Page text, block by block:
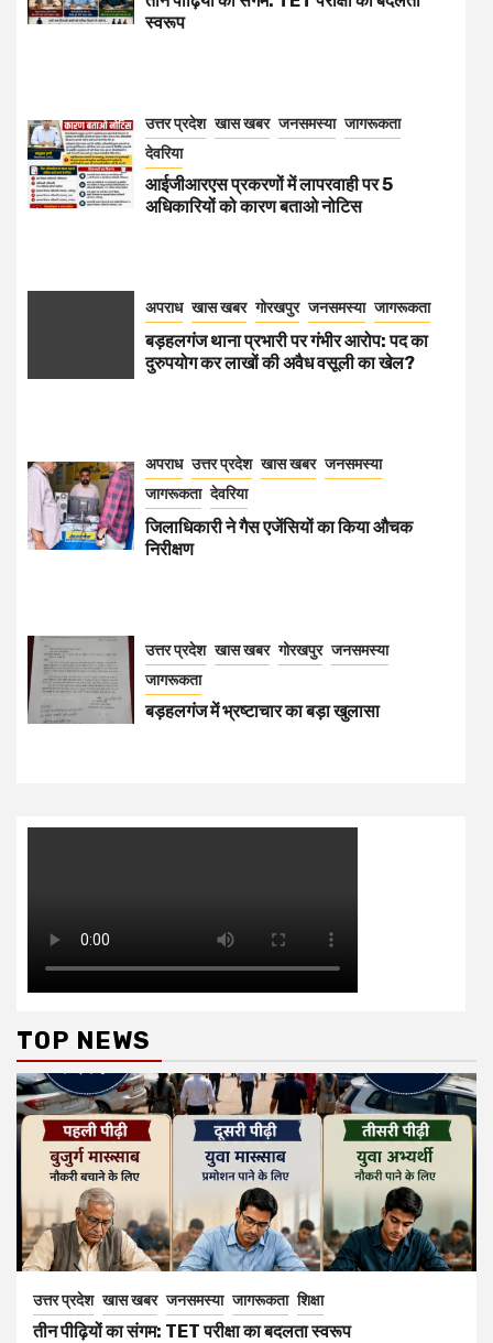
स्वरूप
उत्तर प्रदेश खास खबर जनसमस्या जागरूकता
देवरिया
आईजीआरएस प्रकरणों में लापरवाही पर 5
अधिकारियों को कारण बताओ नोटिस
अपराध खास खबर गोरखपुर जनसमस्या जागरूकता
बड़हलगंज थाना प्रभारी पर गंभीर आरोप: पद का
दुरुपयोग कर लाखों की अवैध वसूली का खेल?
अपराध उत्तर प्रदेश खास खबर जनसमस्या
जागरूकता देवरिया
जिलाधिकारी ने गैस एजेंसियों का किया औचक
निरीक्षण
उत्तर प्रदेश खास खबर गोरखपुर जनसमस्या
जागरूकता
बड़हलगंज में भ्रष्टाचार का बड़ा खुलासा
TOP NEWS
उत्तर प्रदेश खास खबर जनसमस्या जागरूकता शिक्षा
तीन पीढ़ियों का संगम: TET परीक्षा का बदलता स्वरूप